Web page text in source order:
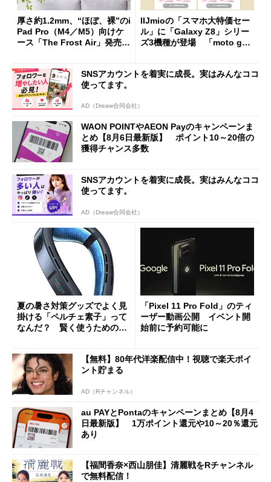
厚さ約1.2mm、“ほぼ、裸”のi
Pad Pro（M4／M5）向けケ
ース「The Frost Air」発売
IIJmioの「スマホ大特価セー
ル」に「Galaxy Z8」シリー
ズ3機種が登場 「moto g37
SNSアカウントを着実に成長。実はみんなココ
使ってます。
AD（Dreaw合同会社）
WAON POINTやAEON Payのキャンペーンま
とめ【8月6日最新版】 ポイント10～20倍の
獲得チャンス多数
SNSアカウントを着実に成長。実はみんなココ
使ってます。
AD（Dreaw合同会社）
夏の暑さ対策グッズでよく見
掛ける「ペルチェ素子」って
なんだ？ 賢く使うための注
「Pixel 11 Pro Fold」のティ
ーザー動画公開 イベント開
始前に予約可能に
【無料】80年代洋楽配信中！視聴で楽天ポイ
ント貯まる
AD（Rチャンネル）
au PAYとPontaのキャンペーンまとめ【8月4
日最新版】 1万ポイント還元や10～20％還元
あり
【福間香奈×西山朋佳】清麗戦をRチャンネル
で無料配信！